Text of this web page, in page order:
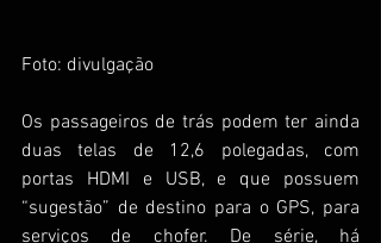
Foto: divulgação
Os passageiros de trás podem ter ainda
duas telas de 12,6 polegadas, com
portas HDMI e USB, e que possuem
“sugestão” de destino para o GPS, para
serviços de chofer. De série, há